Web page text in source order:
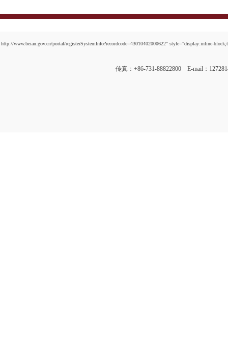
http://www.beian.gov.cn/portal/registerSystemInfo?recordcode=43010402000622" style="display:inline-
传真：+86-731-88822800 E-mail：